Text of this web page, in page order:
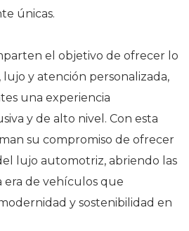
únicas.
el objetivo de ofrecer lo
y atención personalizada,
una experiencia
y de alto nivel. Con esta
su compromiso de ofrecer
lujo automotriz, abriendo las
era de vehículos que
y sostenibilidad en